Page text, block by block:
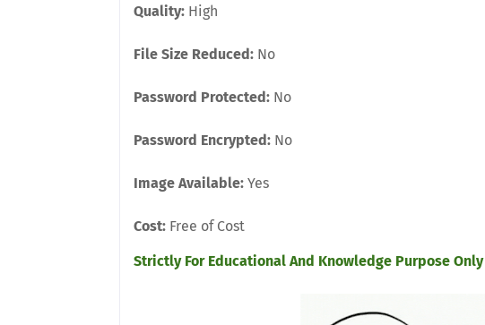
Quality: High
File Size Reduced: No
Password Protected: No
Password Encrypted: No
Image Available: Yes
Cost: Free of Cost
Strictly For Educational And Knowledge Purpose Only